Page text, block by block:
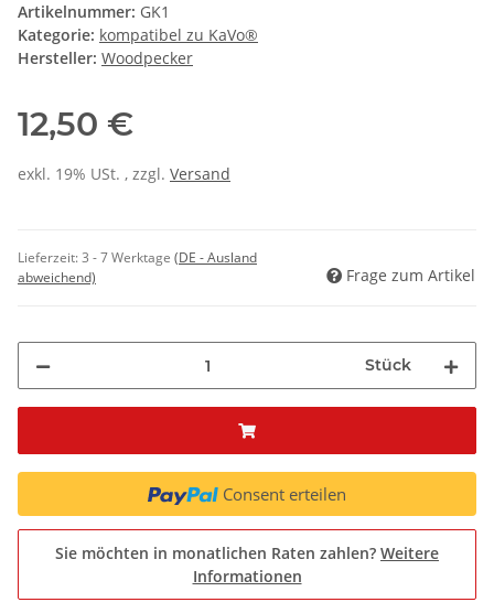
Artikelnummer: GK1
Kategorie: kompatibel zu KaVo®
Hersteller: Woodpecker
12,50 €
exkl. 19% USt. , zzgl. Versand
Lieferzeit:3 - 7 Werktage (DE - Ausland
abweichend)
Frage zum Artikel
Stück
Consent erteilen
Sie möchten in monatlichen Raten zahlen? Weitere
Informationen